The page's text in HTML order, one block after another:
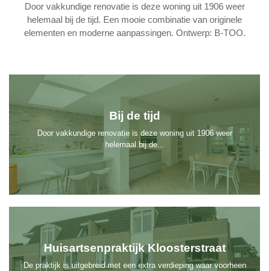
Door vakkundige renovatie is deze woning uit 1906 weer
helemaal bij de tijd. Een mooie combinatie van originele
elementen en moderne aanpassingen. Ontwerp: B-TOO.
Bij de tijd
Door vakkundige renovatie is deze woning uit 1906 weer
helemaal bij de...
Huisartsenpraktijk Kloosterstraat
De praktijk is uitgebreid met een extra verdieping waar voorheen